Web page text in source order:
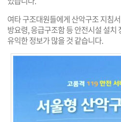
여타 구조대원들에게 산악구조 지침
방요령, 응급구조함 등 안전시설 설치
유익한 정보가 많을 것 같습니다.